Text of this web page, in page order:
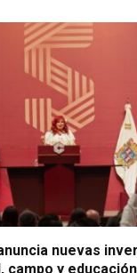
nuevas
campo y